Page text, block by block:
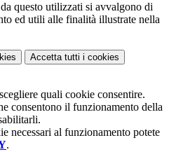
questo utilizzati si avvalgono di
ed utili alle finalità illustrate nella
Accetta tutti i cookies
quali cookie consentire.
consentono il funzionamento della
necessari al funzionamento potete
.